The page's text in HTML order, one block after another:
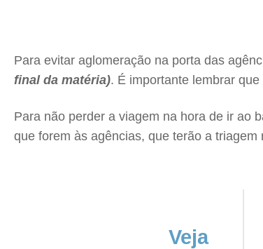
Para evitar aglomeração na porta das
final da matéria). É importante lembrar
Para não perder a viagem na hora de ir ao
que forem às agências, que terão a
Veja